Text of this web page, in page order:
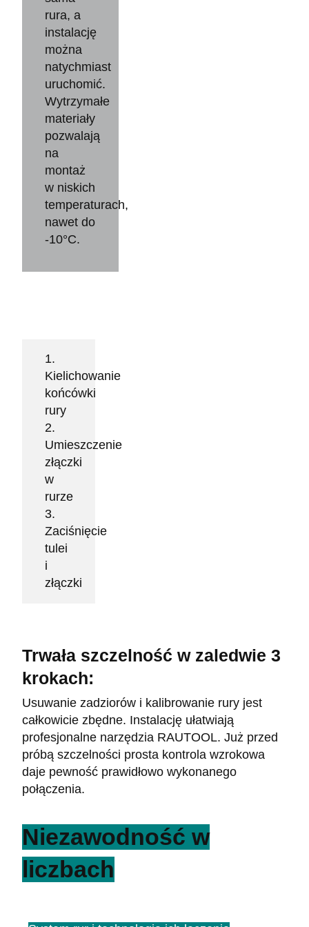
rura, a
instalację
można
natychmiast
uruchomić.
Wytrzymałe
materiały
pozwalają
na
montaż
w niskich
temperaturach,
nawet do
-10°C.
1.
Kielichowanie
końcówki
rury
2.
Umieszczenie
złączki
w
rurze
3.
Zaciśnięcie
tulei
i
złączki
Trwała szczelność w zaledwie 3
krokach:
Usuwanie zadziorów i kalibrowanie rury jest
całkowicie zbędne. Instalację ułatwiają
profesjonalne narzędzia RAUTOOL. Już przed
próbą szczelności prosta kontrola wzrokowa
daje pewność prawidłowo wykonanego
połączenia.
Niezawodność w
liczbach